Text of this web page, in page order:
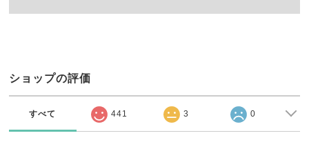
ショップの評価
すべて 441 3 0